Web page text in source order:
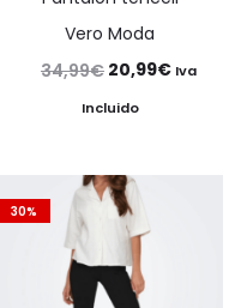
Vero Moda
34,99€ El
precio
era:
34,99€.
20,99€ElIva
Incluido
30%